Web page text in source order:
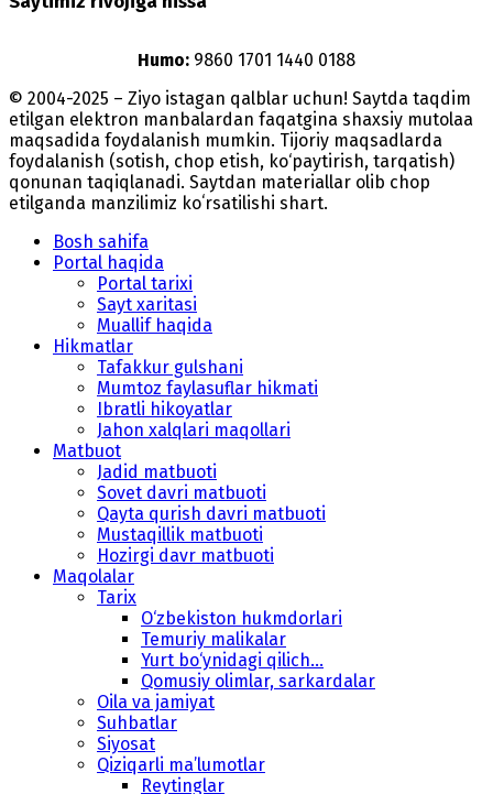
Humo: 9860 1701 1440 0188
© 2004-2025 – Ziyo istagan qalblar uchun! Saytda taqdim
etilgan elektron manbalardan faqatgina shaxsiy mutolaa
maqsadida foydalanish mumkin. Tijoriy maqsadlarda
foydalanish (sotish, chop etish, ko‘paytirish, tarqatish)
qonunan taqiqlanadi. Saytdan materiallar olib chop
etilganda manzilimiz koʻrsatilishi shart.
Bosh sahifa
Portal haqida
Portal tarixi
Sayt xaritasi
Muallif haqida
Hikmatlar
Tafakkur gulshani
Mumtoz faylasuflar hikmati
Ibratli hikoyatlar
Jahon xalqlari maqollari
Matbuot
Jadid matbuoti
Sovet davri matbuoti
Qayta qurish davri matbuoti
Mustaqillik matbuoti
Hozirgi davr matbuoti
Maqolalar
Tarix
O‘zbekiston hukmdorlari
Temuriy malikalar
Yurt bo‘ynidagi qilich...
Qomusiy olimlar, sarkardalar
Oila va jamiyat
Suhbatlar
Siyosat
Qiziqarli ma’lumotlar
Reytinglar